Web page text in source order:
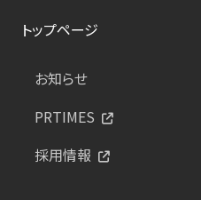
トップページ
お知らせ
PRTIMES
採用情報